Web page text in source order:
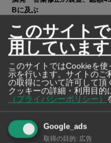
Bに及ぶ
高齢女性を襲ったひったくり
猛反撃 素手で立ち向かった
女傑」の勇姿が話題に
このサイト
用しています
このサイトではCookieを
示を行います。サイトのご
の取得について許可して頂
クッキーの詳細・利用目的
（プライバシーポリシー）
Google_ads
取得の目的: 広告